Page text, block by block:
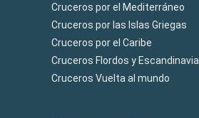
Cruceros por el Mediterráneo
Cruceros por las Islas Griegas
Cruceros por el Caribe
Cruceros Flordos y Escandinavia
Cruceros Vuelta al mundo